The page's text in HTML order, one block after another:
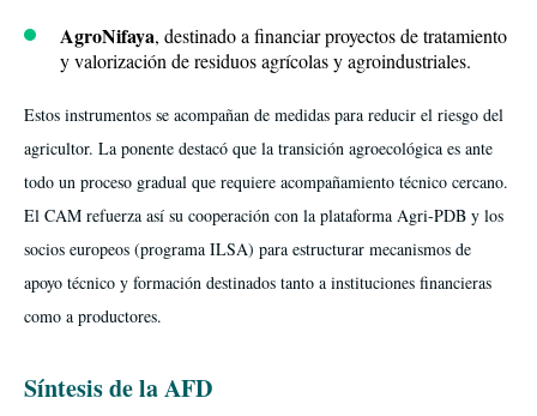
AgroNifaya, destinado a financiar proyectos de tratamiento
y valorización de residuos agrícolas y agroindustriales.
Estos instrumentos se acompañan de medidas para reducir el riesgo del
agricultor. La ponente destacó que la transición agroecológica es ante
todo un proceso gradual que requiere acompañamiento técnico cercano.
El CAM refuerza así su cooperación con la plataforma Agri-PDB y los
socios europeos (programa ILSA) para estructurar mecanismos de
apoyo técnico y formación destinados tanto a instituciones financieras
como a productores.
Síntesis de la AFD